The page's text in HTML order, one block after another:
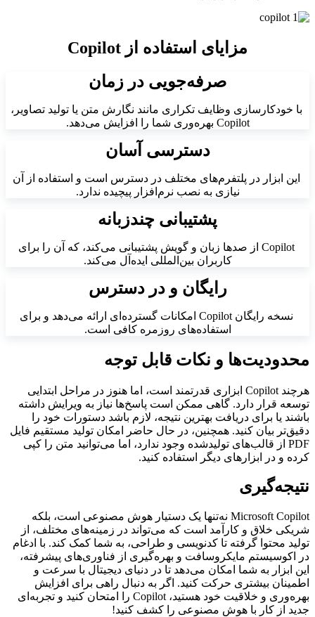
مزایای استفاده از Copilot
صرفه‌جویی در زمان
با خودکارسازی وظایف تکراری مانند نگارش متن یا تولید تصاویر،
Copilot بهره‌وری شما را افزایش می‌دهد.
دسترسی آسان
این ابزار در پلتفرم‌های مختلف در دسترس است و استفاده از آن
نیازی به نصب نرم‌افزار پیچیده ندارد.
پشتیبانی چندزبانه
Copilot از صدها زبان و گویش پشتیبانی می‌کند، که آن را برای
کاربران بین‌المللی ایده‌آل می‌کند.
رایگان و در دسترس
نسخه رایگان Copilot امکانات گسترده‌ای ارائه می‌دهد و برای
استفاده‌های روزمره کافی است.
محدودیت‌ها و نکات قابل توجه
هرچند Copilot ابزاری قدرتمند است، اما هنوز در مراحل ابتدایی
توسعه قرار دارد. گاهی ممکن است پاسخ‌ها نیاز به ویرایش داشته
باشند یا برای دریافت بهترین نتیجه، لازم باشد دستورات خود را
دقیق‌تر بیان کنید. همچنین، در حال حاضر امکان تولید مستقیم فایل
PDF از قالب‌های تولیدشده وجود ندارد، اما می‌توانید متن را کپی
کرده و در ابزارهای دیگر استفاده کنید.
نتیجه‌گیری
Microsoft Copilot نه‌تنها یک دستیار هوش مصنوعی است، بلکه
شریکی خلاق و کارآمد است که می‌تواند در زمینه‌های مختلف، از
تولید محتوا گرفته تا کدنویسی و طراحی، به شما کمک کند. با ادغام
در اکوسیستم مایکروسافت و بهره‌گیری از فناوری‌های پیشرفته،
این ابزار به شما امکان می‌دهد تا در دنیای دیجیتال با سرعت و
اطمینان بیشتری حرکت کنید. اگر به دنبال راهی برای افزایش
بهره‌وری و خلاقیت خود هستید، Copilot را امتحان کنید و تجربه‌ای
جدید از کار با هوش مصنوعی را کشف کنید!